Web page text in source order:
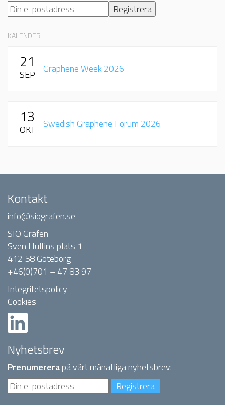
KALENDER
21
SEP Graphene Week 2026
13
OKT Swedish Graphene Forum 2026
Kontakt
info@siografen.se
SIO Grafen
Sven Hultins plats 1
412 58 Göteborg
+46(0)701 – 47 83 97
Integritetspolicy
Cookies
Nyhetsbrev
Prenumererapå vårt månatliga nyhetsbrev: